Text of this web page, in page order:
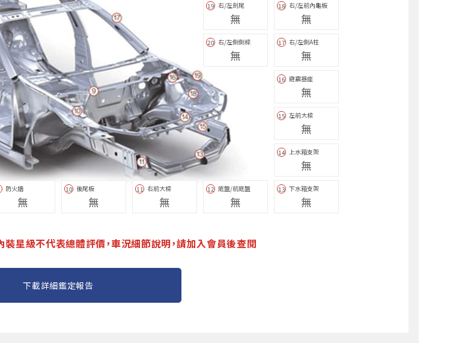
防火牆
無
10 後尾板
無
11 右前大樑
無
12 底盤/前底盤
無
13 下水箱支架
無
14 上水箱支架
無
15 左前大樑
無
16 避震器座
無
17 右/左側A柱
無
18 右/左前內龜板
無
19 右/左劍尾
無
20 右/左側側樑
無
星級不代表總體評價，車況細節說明，請加入會員後查閱
下載詳細鑑定報告